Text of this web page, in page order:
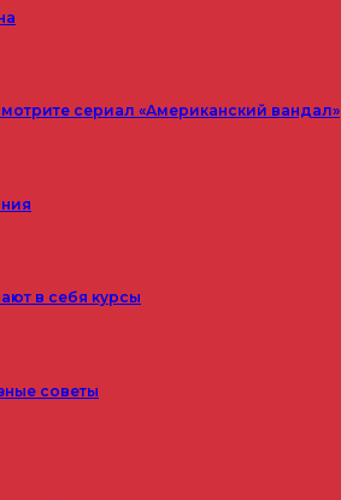
сериал «Американский вандал»
в себя курсы
советы